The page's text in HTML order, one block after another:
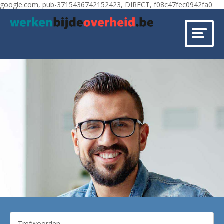
google.com, pub-3715436742152423, DIRECT, f08c47fec0942fa0